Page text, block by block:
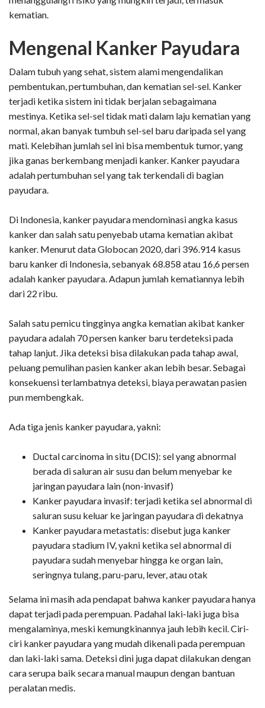
kematian.
Mengenal Kanker Payudara
Dalam tubuh yang sehat, sistem alami mengendalikan
pembentukan, pertumbuhan, dan kematian sel-sel. Kanker
terjadi ketika sistem ini tidak berjalan sebagaimana
mestinya. Ketika sel-sel tidak mati dalam laju kematian yang
normal, akan banyak tumbuh sel-sel baru daripada sel yang
mati. Kelebihan jumlah sel ini bisa membentuk tumor, yang
jika ganas berkembang menjadi kanker. Kanker payudara
adalah pertumbuhan sel yang tak terkendali di bagian
payudara.
Di Indonesia, kanker payudara mendominasi angka kasus
kanker dan salah satu penyebab utama kematian akibat
kanker. Menurut data Globocan 2020, dari 396.914 kasus
baru kanker di Indonesia, sebanyak 68.858 atau 16,6 persen
adalah kanker payudara. Adapun jumlah kematiannya lebih
dari 22 ribu.
Salah satu pemicu tingginya angka kematian akibat kanker
payudara adalah 70 persen kanker baru terdeteksi pada
tahap lanjut. Jika deteksi bisa dilakukan pada tahap awal,
peluang pemulihan pasien kanker akan lebih besar. Sebagai
konsekuensi terlambatnya deteksi, biaya perawatan pasien
pun membengkak.
Ada tiga jenis kanker payudara, yakni:
Ductal carcinoma in situ (DCIS): sel yang abnormal
berada di saluran air susu dan belum menyebar ke
jaringan payudara lain (non-invasif)
Kanker payudara invasif: terjadi ketika sel abnormal di
saluran susu keluar ke jaringan payudara di dekatnya
Kanker payudara metastatis: disebut juga kanker
payudara stadium IV, yakni ketika sel abnormal di
payudara sudah menyebar hingga ke organ lain,
seringnya tulang, paru-paru, lever, atau otak
Selama ini masih ada pendapat bahwa kanker payudara hanya
dapat terjadi pada perempuan. Padahal laki-laki juga bisa
mengalaminya, meski kemungkinannya jauh lebih kecil. Ciri-
ciri kanker payudara yang mudah dikenali pada perempuan
dan laki-laki sama. Deteksi dini juga dapat dilakukan dengan
cara serupa baik secara manual maupun dengan bantuan
peralatan medis.